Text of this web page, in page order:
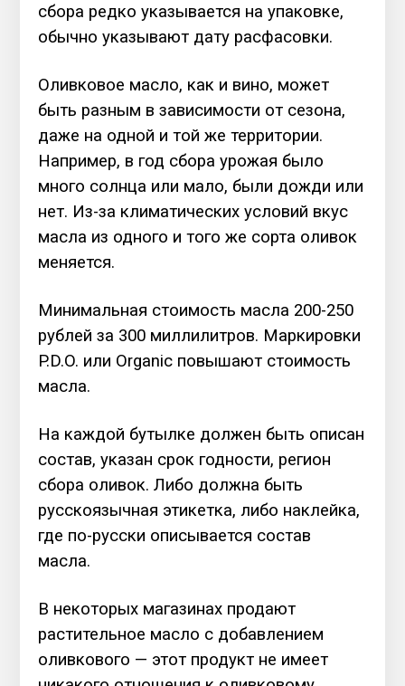
сбора редко указывается на упаковке,
обычно указывают дату расфасовки.
Оливковое масло, как и вино, может
быть разным в зависимости от сезона,
даже на одной и той же территории.
Например, в год сбора урожая было
много солнца или мало, были дожди или
нет. Из-за климатических условий вкус
масла из одного и того же сорта оливок
меняется.
Минимальная стоимость масла 200-250
рублей за 300 миллилитров. Маркировки
P.D.O. или Organic повышают стоимость
масла.
На каждой бутылке должен быть описан
состав, указан срок годности, регион
сбора оливок. Либо должна быть
русскоязычная этикетка, либо наклейка,
где по-русски описывается состав
масла.
В некоторых магазинах продают
растительное масло с добавлением
оливкового — этот продукт не имеет